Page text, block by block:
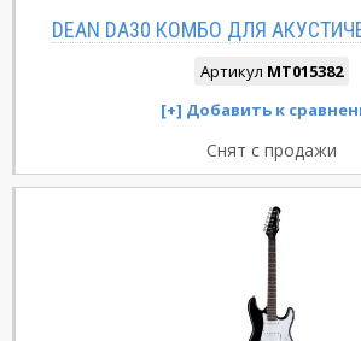
DEAN DA30 КОМБО ДЛЯ
Артикул MT015382
Снят с продажи